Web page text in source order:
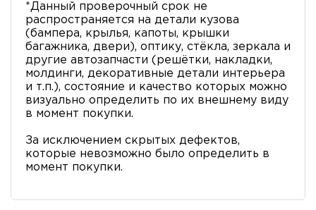
*Данный проверочный срок не
распространяется на детали кузова
(бампера, крылья, капоты, крышки
багажника, двери), оптику, стёкла, зеркала и
другие автозапчасти (решётки, накладки,
молдинги, декоративные детали интерьера
и т.п.), состояние и качество которых можно
визуально определить по их внешнему виду
в момент покупки.
За исключением скрытых дефектов,
которые невозможно было определить в
момент покупки.